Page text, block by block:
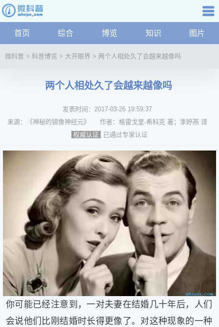
科普知识 航
首页 综合 博览 知识 图片
合
康
家
庭
学
术
人
物
生
微科普 > 科普博览 > 大开眼界 > 两个人相处久了会越来越像吗
两个人相处久了会越来越像吗
发表时间： 2017-03-26 19:59:37
来源：
《神秘的镜像神经元》 作者： 格雷戈里·希科克 著；李婷燕 译
权威认证
已通过专家认证
你可能已经注意到，一对夫妻在结婚几十年后，人们
会说他们比刚结婚时长得更像了。对这种现象的一种